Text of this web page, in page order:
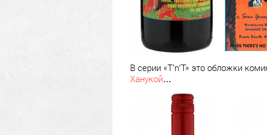
В серии «T’n’T» это обложки
Ханукой…